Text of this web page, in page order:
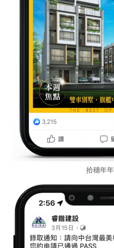
拾穗年